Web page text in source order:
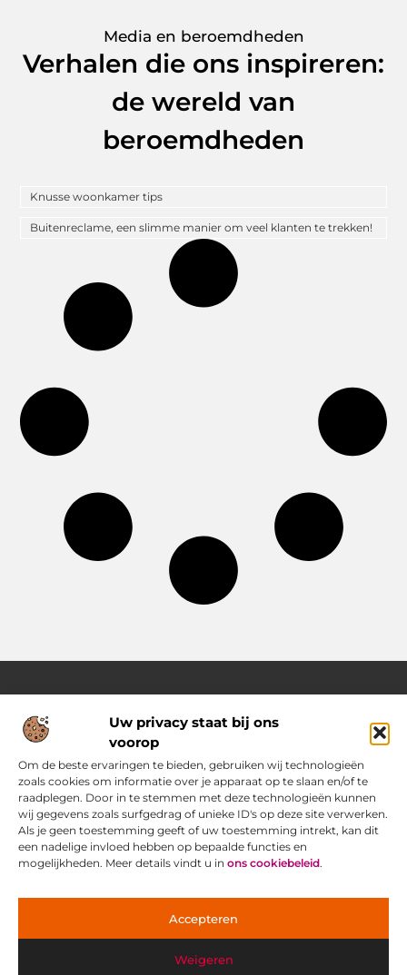
Uw privacy staat bij ons
voorop
Om de beste ervaringen te bieden, gebruiken wij technologieën
zoals cookies om informatie over je apparaat op te slaan en/of te
raadplegen. Door in te stemmen met deze technologieën kunnen
wij gegevens zoals surfgedrag of unieke ID's op deze site verwerken.
Als je geen toestemming geeft of uw toestemming intrekt, kan dit
een nadelige invloed hebben op bepaalde functies en
mogelijkheden. Meer details vindt u in ons cookiebeleid.
Accepteren
Weigeren
Media en beroemdheden
Verhalen die ons inspireren:
de wereld van
beroemdheden
Knusse woonkamer tips
Buitenreclame, een slimme manier om veel klanten te trekken!
Over Pass4sure.nl
Jouw bron voor slimme inzichten en praktische tips
Verken een gevarieerd aanbod aan blogs en artikelen die je
dagelijks ondersteunen met bruikbare adviezen, slimme
strategieën en verrassende perspectieven om het beste uit
jezelf.
Main Links
Bericht categorie